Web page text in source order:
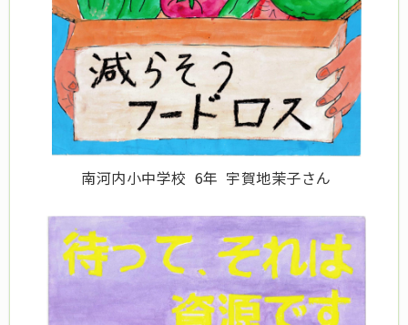
南河内小中学校 6年 宇賀地茉子さん